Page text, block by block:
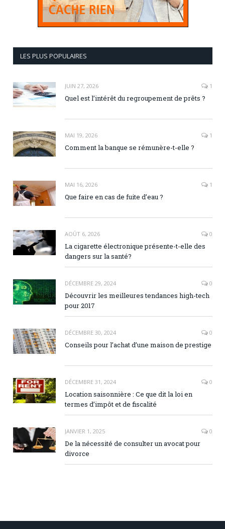
LES PLUS POPULAIRES
JUIN 27, 2026 1
Quel est l’intérêt du regroupement de prêts ?
MAI 19, 2026 1
Comment la banque se rémunère-t-elle ?
MAI 16, 2026 1
Que faire en cas de fuite d’eau ?
AOÛT 6, 2026 0
La cigarette électronique présente-t-elle des
dangers sur la santé?
DÉCEMBRE 29, 2024 0
Découvrir les meilleures tendances high-tech
pour 2017
DÉCEMBRE 30, 2024 0
Conseils pour l’achat d’une maison de prestige
DÉCEMBRE 31, 2024 0
Location saisonnière : Ce que dit la loi en
termes d’impôt et de fiscalité
JANVIER 1, 2025 0
De la nécessité de consulter un avocat pour
divorce